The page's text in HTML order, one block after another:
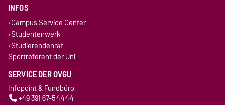
INFOS
Campus Service Center
Studentenwerk
Studierendenrat
Sportreferent der Uni
SERVICE DER OVGU
Infopoint & Fundbüro
+49 391 67-54444